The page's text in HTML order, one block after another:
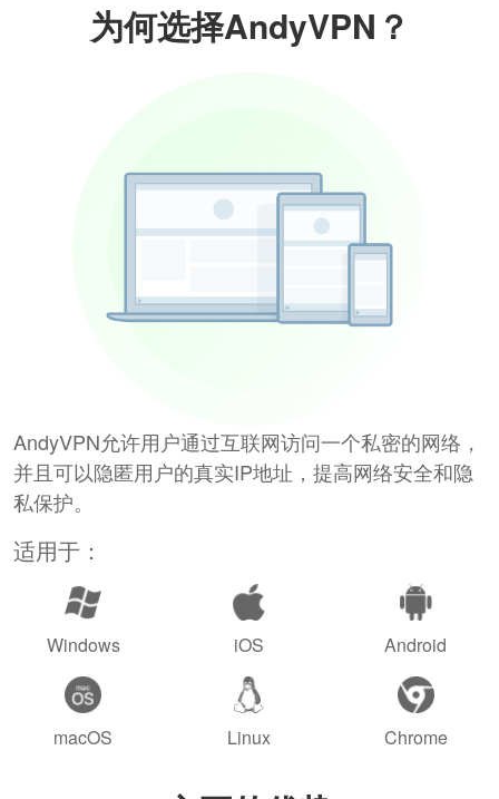
为何选择AndyVPN？
AndyVPN允许用户通过互联网访问一个私密的网络，
并且可以隐匿用户的真实IP地址，提高网络安全和隐
私保护。
适用于：
Windows iOS Android
macOS Linux Chrome